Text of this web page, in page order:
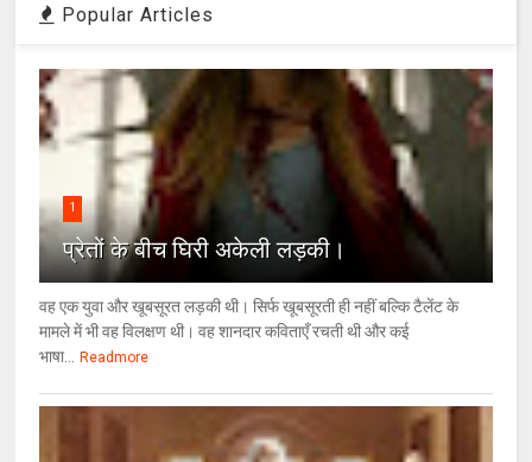
Popular Articles
1
प्रेतों के बीच घिरी अकेली लड़की।
वह एक युवा और खूबसूरत लड़की थी। सिर्फ खूबसूरती ही नहीं बल्कि टैलेंट के
मामले में भी वह विलक्षण थी। वह शानदार कविताएँ रचती थी और कई
भाषा... Readmore